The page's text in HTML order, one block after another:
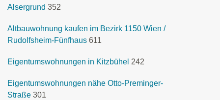
Alsergrund 352
Altbauwohnung kaufen im Bezirk 1150 Wien /
Rudolfsheim-Fünfhaus 611
Eigentumswohnungen in Kitzbühel 242
Eigentumswohnungen nähe Otto-Preminger-
Straße 301